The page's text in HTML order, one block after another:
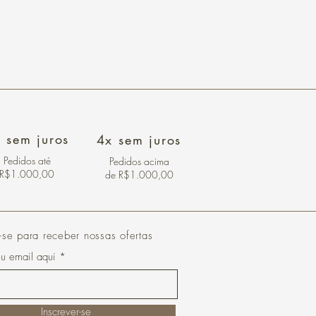
sem juros
Pedidos até
R$1.000,00
4x sem juros
Pedidos acima
de R$1.000,00
para receber nossas ofertas
email aqui
Inscrever-se